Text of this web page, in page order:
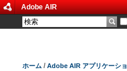
Adobe AIR
ホーム / Adobe AIR アプリケーシ